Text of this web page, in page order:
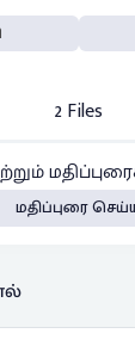
2 Files
மதிப்புரை